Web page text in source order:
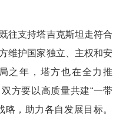
支持塔吉克斯坦走符合
维护国家独立、主权和安
之年，塔方也在全力推
方要以高质量共建“一带
，助力各自发展目标。